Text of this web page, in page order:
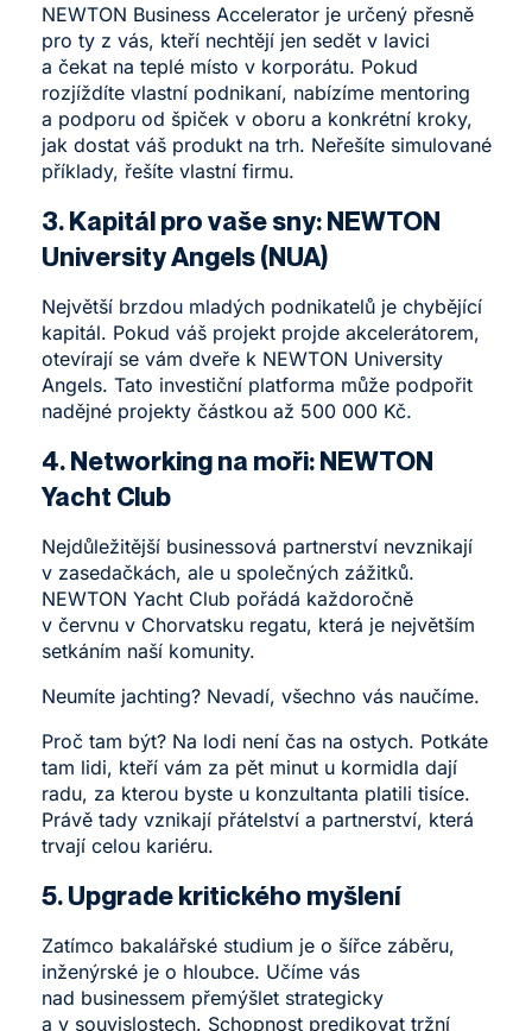
NEWTON Business Accelerator je určený přesně
pro ty z vás, kteří nechtějí jen sedět v lavici
a čekat na teplé místo v korporátu. Pokud
rozjíždíte vlastní podnikaní, nabízíme mentoring
a podporu od špiček v oboru a konkrétní kroky,
jak dostat váš produkt na trh. Neřešíte simulované
příklady, řešíte vlastní firmu.
3. Kapitál pro vaše sny: NEWTON
University Angels (NUA)
Největší brzdou mladých podnikatelů je chybějící
kapitál. Pokud váš projekt projde akcelerátorem,
otevírají se vám dveře k NEWTON University
Angels. Tato investiční platforma může podpořit
nadějné projekty částkou až 500 000 Kč.
4. Networking na moři: NEWTON
Yacht Club
Nejdůležitější businessová partnerství nevznikají
v zasedačkách, ale u společných zážitků.
NEWTON Yacht Club pořádá každoročně
v červnu v Chorvatsku regatu, která je největším
setkáním naší komunity.
Neumíte jachting? Nevadí, všechno vás naučíme.
Proč tam být? Na lodi není čas na ostych. Potkáte
tam lidi, kteří vám za pět minut u kormidla dají
radu, za kterou byste u konzultanta platili tisíce.
Právě tady vznikají přátelství a partnerství, která
trvají celou kariéru.
5. Upgrade kritického myšlení
Zatímco bakalářské studium je o šířce záběru,
inženýrské je o hloubce. Učíme vás
nad businessem přemýšlet strategicky
a v souvislostech. Schopnost predikovat tržní